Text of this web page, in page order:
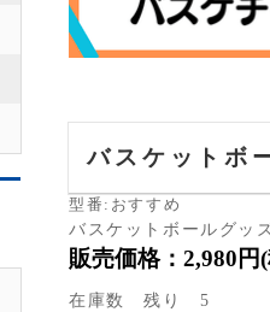
バスケットボ
型番:おすすめ
バスケットボールグッ
販売価格：2,980円
在庫数 残り 5